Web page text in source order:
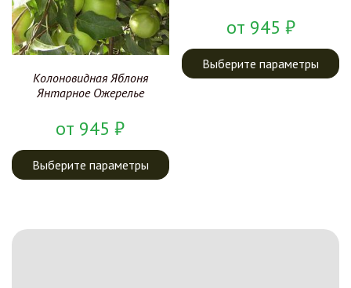
Колоновидная Яблоня
Янтарное Ожерелье
от 945₽
Выберите параметры
от 945 ₽
Выберите параметры